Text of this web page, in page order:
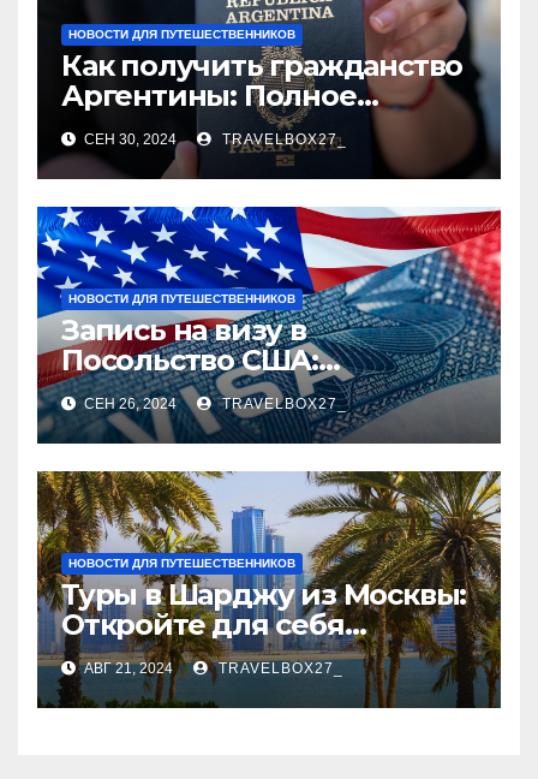
НОВОСТИ ДЛЯ ПУТЕШЕСТВЕННИКОВ
Как получить гражданство
Аргентины: Полное
руководство
СЕН 30, 2024 TRAVELBOX27_
НОВОСТИ ДЛЯ ПУТЕШЕСТВЕННИКОВ
Запись на визу в
Посольство США:
Пошаговое руководство
СЕН 26, 2024 TRAVELBOX27_
НОВОСТИ ДЛЯ ПУТЕШЕСТВЕННИКОВ
Туры в Шарджу из Москвы:
Откройте для себя
культурное сердце ОАЭ
АВГ 21, 2024 TRAVELBOX27_